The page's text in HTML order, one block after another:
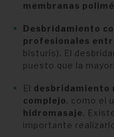
membranas
Desbridamiento
profesionales
bisturís). El
puesto que la
El desbridamiento
complejo, como el
hidromasaje.
importante